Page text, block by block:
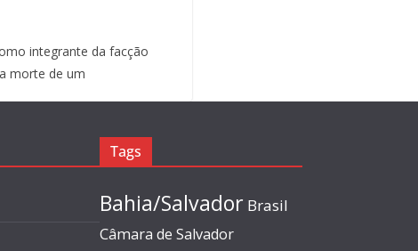
integrante da facção
morte de um
Tags
Bahia/Salvador Brasil
Câmara de Salvador